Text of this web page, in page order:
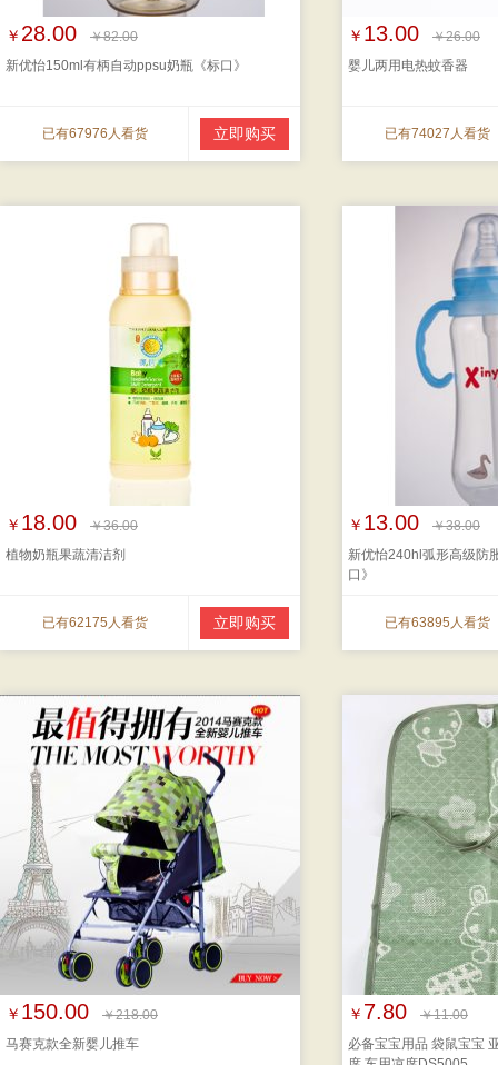
￥ 28.00
￥82.00
新优怡150ml有柄自动ppsu奶瓶《标口》
已有67976人看货 立即购买
￥ 13.00
￥26.00
婴儿两用电热蚊香器
已有74027人看货
￥ 18.00
￥36.00
植物奶瓶果蔬清洁剂
已有62175人看货 立即购买
￥ 13.00
￥38.00
新优怡240hl弧形高级防
口》
已有63895人看货
￥ 150.00
￥218.00
马赛克款全新婴儿推车
￥ 7.80
￥11.00
必备宝宝用品 袋鼠宝宝